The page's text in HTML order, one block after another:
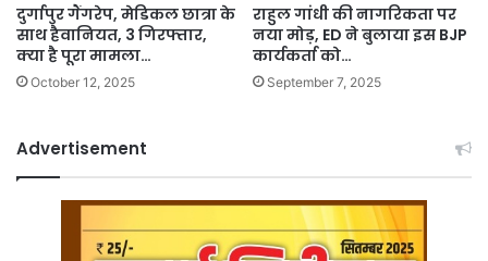
दुर्गापुर गैंगरेप, मेडिकल छात्रा के
साथ हैवानियत, 3 गिरफ्तार,
क्या है पूरा मामला…
October 12, 2025
राहुल गांधी की नागरिकता पर
नया मोड़, ED ने बुलाया इस BJP
कार्यकर्ता को…
September 7, 2025
Advertisement